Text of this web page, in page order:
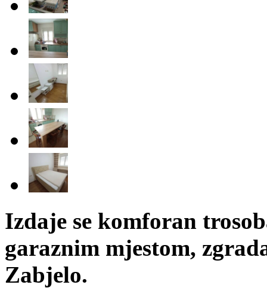
Izdaje se komforan
garaznim mjestom,
Zabjelo.